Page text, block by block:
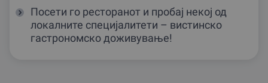
Посети го ресторанот и пробај некој од
локалните специјалитети – вистинско
гастрономско доживување!